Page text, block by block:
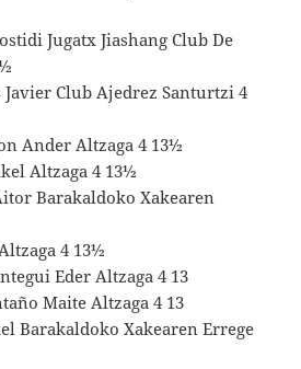
Jugatx Jiashang Club De
Javier Club Ajedrez Santurtzi 4
Ander Altzaga 4 13½
Altzaga 4 13½
Barakaldoko Xakearen
4 13½
Eder Altzaga 4 13
Maite Altzaga 4 13
Barakaldoko Xakearen Errege